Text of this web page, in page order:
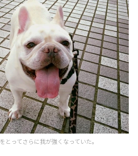
とってさらに我が強くなっていた。